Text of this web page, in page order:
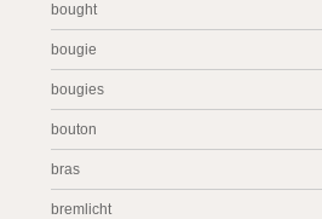
bought
bougie
bougies
bouton
bras
bremlicht